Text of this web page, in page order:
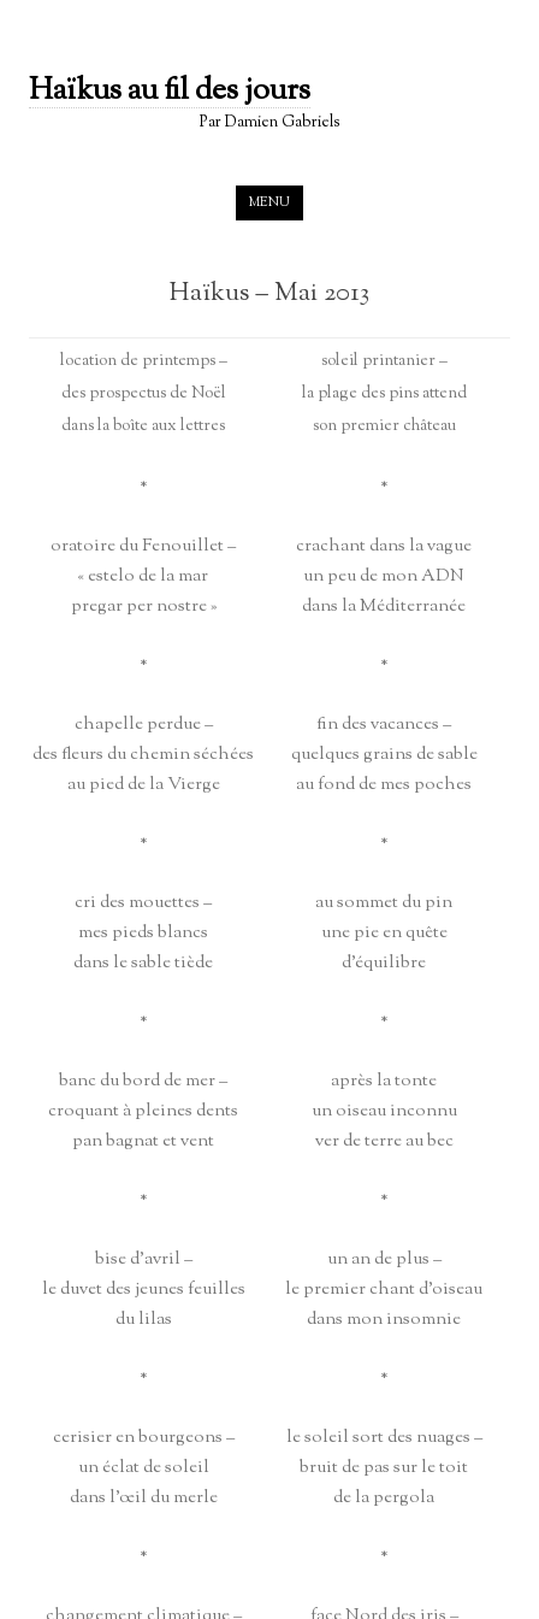
Haïkus au fil des jours
Par Damien Gabriels
MENU
Haïkus – Mai 2013
location de printemps –
des prospectus de Noël
dans la boîte aux lettres
*
oratoire du Fenouillet –
« estelo de la mar
pregar per nostre »
*
chapelle perdue –
des fleurs du chemin séchées
au pied de la Vierge
*
cri des mouettes –
mes pieds blancs
dans le sable tiède
*
banc du bord de mer –
croquant à pleines dents
pan bagnat et vent
*
bise d’avril –
le duvet des jeunes feuilles
du lilas
*
cerisier en bourgeons –
un éclat de soleil
dans l’œil du merle
*
soleil printanier –
la plage des pins attend
son premier château
*
crachant dans la vague
un peu de mon ADN
dans la Méditerranée
*
fin des vacances –
quelques grains de sable
au fond de mes poches
*
au sommet du pin
une pie en quête
d’équilibre
*
après la tonte
un oiseau inconnu
ver de terre au bec
*
un an de plus –
le premier chant d’oiseau
dans mon insomnie
*
le soleil sort des nuages –
bruit de pas sur le toit
de la pergola
*